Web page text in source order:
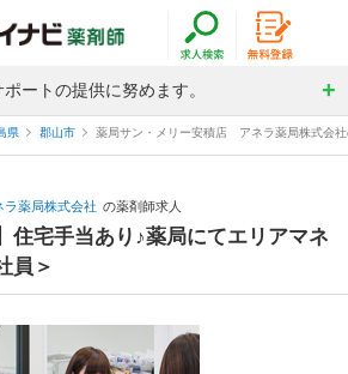
ートの提供に努めます。
県 郡山市 薬局サン・メリー安積店 アネラ薬局株式会
ラ薬局株式会社 の薬剤師求人
住宅手当あり♪薬局にてエリアマネ
員＞